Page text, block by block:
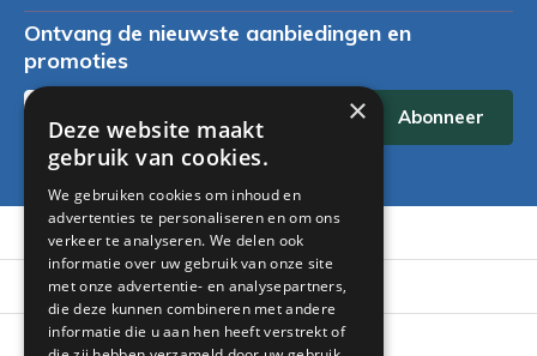
Ontvang de nieuwste aanbiedingen en
promoties
Abonneer
* Lees hier de wettelijke beperkingen
Klantenservice
Mijn account
Categorieën
×
Deze website maakt
gebruik van cookies.
We gebruiken cookies om inhoud en
advertenties te personaliseren en om ons
verkeer te analyseren. We delen ook
informatie over uw gebruik van onze site
met onze advertentie- en analysepartners,
die deze kunnen combineren met andere
informatie die u aan hen heeft verstrekt of